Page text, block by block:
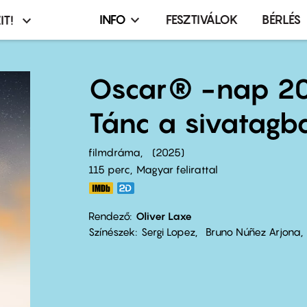
Infó,
terembérlés
menü
INFO FESZTIVÁLOK BÉRLÉS
Oscar® -nap
Tánc a
filmdráma
2025
115 perc,
Magyar felirattal
Rendező Oliver Laxe
Színészek
Sergi Lopez Bruno Núñez Arjona